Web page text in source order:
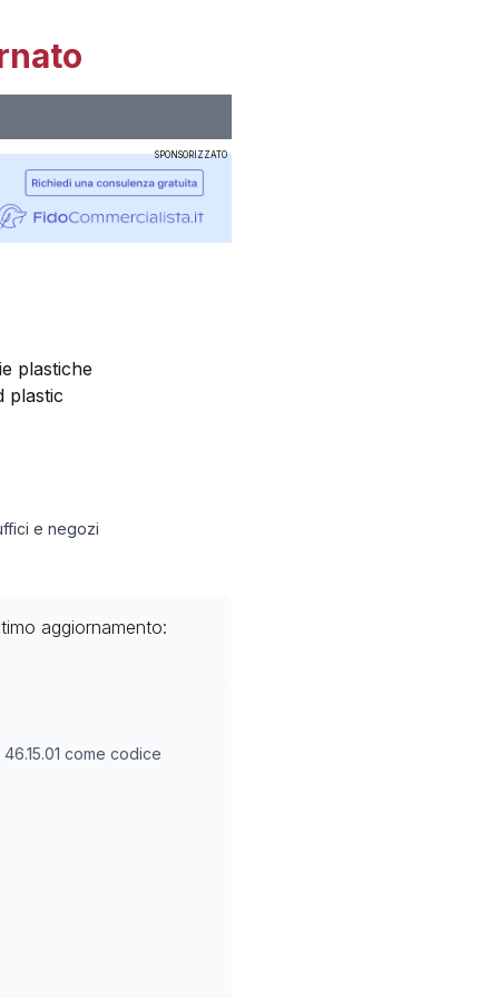
SPONSORIZZATO
plastiche
plastic
e negozi
aggiornamento:
46.15.01 come codice